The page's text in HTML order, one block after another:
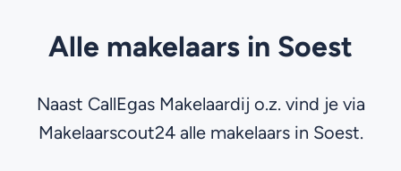
Alle makelaars in Soest
Naast CallEgas Makelaardij o.z. vind je via
Makelaarscout24 alle makelaars in Soest.